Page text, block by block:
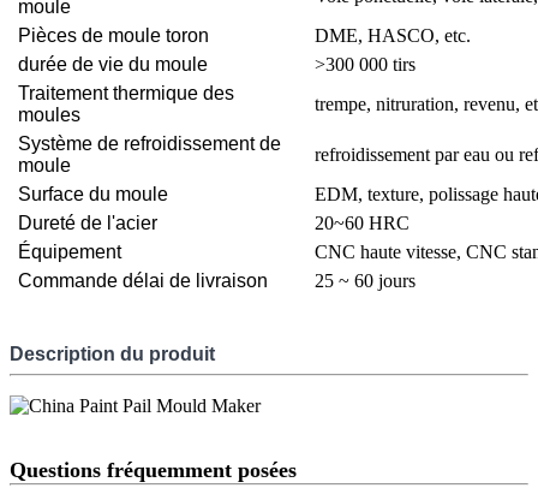
moule
Pièces de moule toron
DME, HASCO, etc.
durée de vie du moule
>300 000 tirs
Traitement thermique des
moules
trempe, nitruration, revenu,
Système de refroidissement de
moule
refroidissement par eau ou
Surface du moule
EDM, texture, polissage
Dureté de l'acier
20~60 HRC
Équipement
CNC haute vitesse, CNC
Commande délai de livraison
25 ~ 60 jours
Description du produit
Questions fréquemment posées